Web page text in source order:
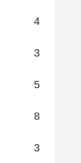
4
3
5
8
3